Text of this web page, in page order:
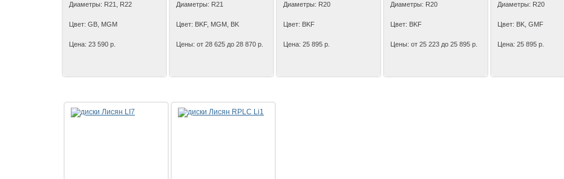
Диаметры: R21, R22
Цвет: GB, MGM
Цена: 23 590 р.
Диаметры: R21
Цвет: BKF, MGM, BK
Цены: от 28 625 до 28 870 р.
Диаметры: R20
Цвет: BKF
Цена: 25 895 р.
Диаметры: R20
Цвет: BKF
Цены: от 25 223 до 25 895 р.
Диаметры: R20
Цвет: BK, GMF
Цена: 25 895 р.